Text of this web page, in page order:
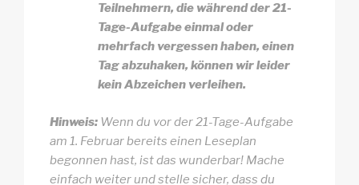
Teilnehmern, die während der 21-
Tage-Aufgabe einmal oder
mehrfach vergessen haben, einen
Tag abzuhaken, können wir leider
kein Abzeichen verleihen.
Hinweis: Wenn du vor der 21-Tage-Aufgabe
am 1. Februar bereits einen Leseplan
begonnen hast, ist das wunderbar! Mache
einfach weiter und stelle sicher, dass du